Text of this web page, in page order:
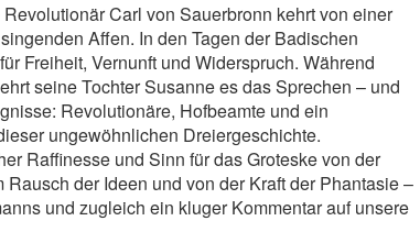
Carl von Sauerbronn kehrt von einer
Affen. In den Tagen der Badischen
Freiheit, Vernunft und Widerspruch. Während
seine Tochter Susanne es das Sprechen – und
Revolutionäre, Hofbeamte und ein
ungewöhnlichen Dreiergeschichte.
Raffinesse und Sinn für das Groteske von der
der Ideen und von der Kraft der Phantasie –
und zugleich ein kluger Kommentar auf unsere